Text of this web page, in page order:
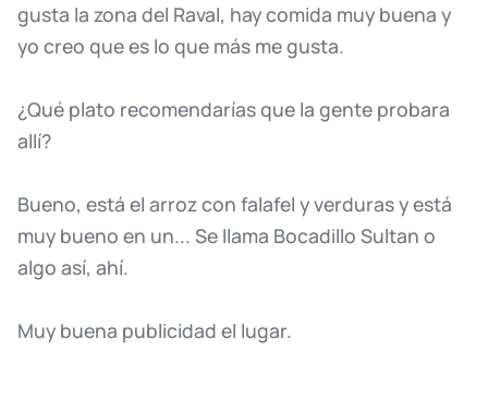
gusta la zona del Raval, haycomida muy buena y
yo creo quees lo que más megusta.
¿Qué plato recomendaríasque la gente probara
allí?
Bueno, está el arrozcon falafel yverdurasyestá
muy bueno en un... Se llama Bocadillo Sultan o
algo así, ahí.
Muy buena publicidad el lugar.